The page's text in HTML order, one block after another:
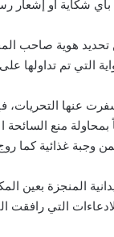
شكاية أو إشعار
تحديد هوية صاحب
التي تم تداولها
عنها التحريات،
منع السائحة
غذائية كما
المنجزة بعين
رافقت الفيديو بشأن بيع